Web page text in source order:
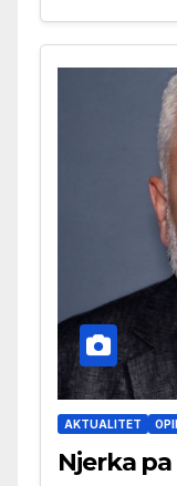
AKTUALITET
Njerka